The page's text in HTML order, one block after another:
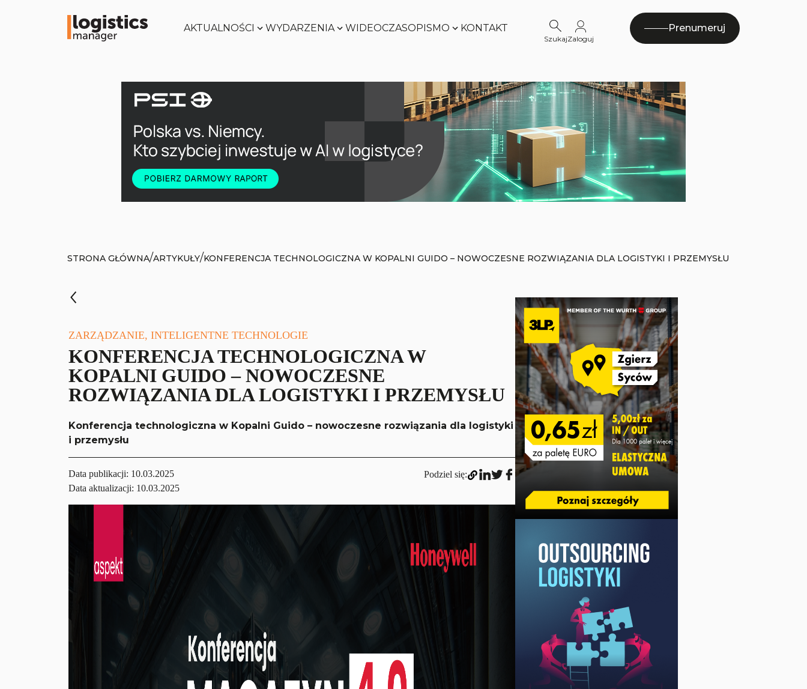
AKTUALNOŚCI WYDARZENIA
Zobacz
WIDEOCZASOPISMO
Zobacz
KONTAKT
SzukajZaloguj
Prenumeruj
Zobacz
STRONA GŁÓWNA/ARTYKUŁY/KONFERENCJA TECHNOLOGICZNA W KOPALNI GUIDO – NOWOCZESNE ROZWIĄZANIA DLA LOGISTYKI I PRZEMYSŁU
ZARZĄDZANIE, INTELIGENTNE TECHNOLOGIE
KONFERENCJA TECHNOLOGICZNA W
KOPALNI GUIDO – NOWOCZESNE
ROZWIĄZANIA DLA LOGISTYKI I PRZEMYSŁU
Konferencja technologiczna w Kopalni Guido – nowoczesne rozwiązania dla logistyki
i przemysłu
Data publikacji: 10.03.2025
Data aktualizacji: 10.03.2025
Podziel się: